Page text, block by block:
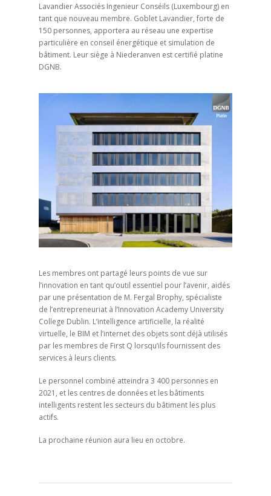
Lavandier Associés Ingenieur Conséils (Luxembourg) en
tant que nouveau membre. Goblet Lavandier, forte de
150 personnes, apportera au réseau une expertise
particulière en conseil énergétique et simulation de
bâtiment. Leur siège à Niederanven est certifié platine
DGNB.
Les membres ont partagé leurs points de vue sur
l’innovation en tant qu’outil essentiel pour l’avenir, aidés
par une présentation de M. Fergal Brophy, spécialiste
de l’entrepreneuriat à l’Innovation Academy University
College Dublin. L’intelligence artificielle, la réalité
virtuelle, le BIM et l’internet des objets sont déjà utilisés
par les membres de First Q lorsqu’ils fournissent des
services à leurs clients.
Le personnel combiné atteindra 3 400 personnes en
2021, et les centres de données et les bâtiments
intelligents restent les secteurs du bâtiment les plus
actifs.
La prochaine réunion aura lieu en octobre.